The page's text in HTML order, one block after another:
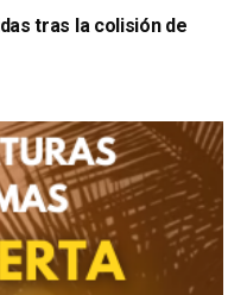
tras la colisión de